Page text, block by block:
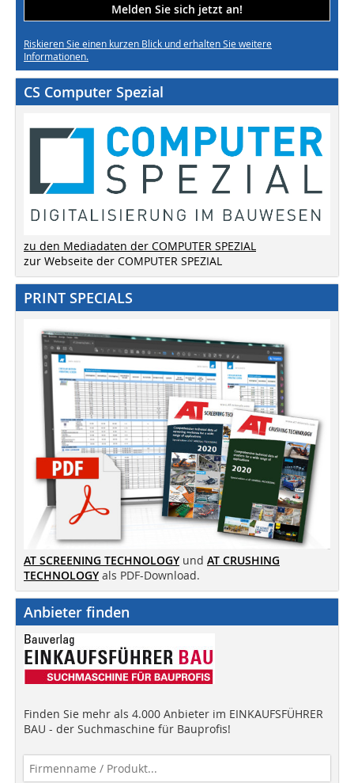
Melden Sie sich jetzt an!
Riskieren Sie einen kurzen Blick und erhalten Sie weitere
Informationen.
CS Computer Spezial
zu den Mediadaten der COMPUTER SPEZIAL
zur Webseite der COMPUTER SPEZIAL
PRINT SPECIALS
AT SCREENING TECHNOLOGY und AT CRUSHING
TECHNOLOGY als PDF-Download.
Anbieter finden
Finden Sie mehr als 4.000 Anbieter im EINKAUFSFÜHRER
BAU - der Suchmaschine für Bauprofis!